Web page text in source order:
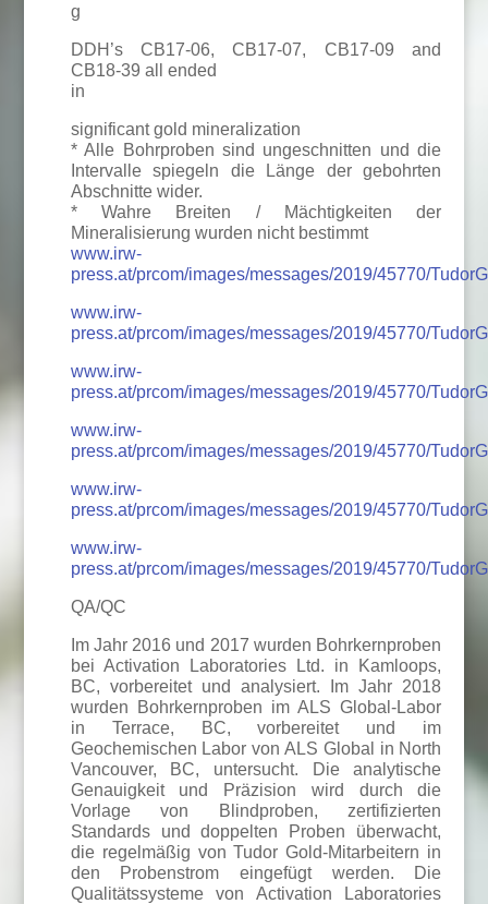
g
DDH’s CB17-06, CB17-07, CB17-09 and
CB18-39 all ended
in
significant gold mineralization
* Alle Bohrproben sind ungeschnitten und die
Intervalle spiegeln die Länge der gebohrten
Abschnitte wider.
* Wahre Breiten / Mächtigkeiten der
Mineralisierung wurden nicht bestimmt
www.irw-
press.at/prcom/images/messages/2019/45770/
www.irw-
press.at/prcom/images/messages/2019/45770/
www.irw-
press.at/prcom/images/messages/2019/45770/
www.irw-
press.at/prcom/images/messages/2019/45770/
www.irw-
press.at/prcom/images/messages/2019/45770/
www.irw-
press.at/prcom/images/messages/2019/45770/
QA/QC
Im Jahr 2016 und 2017 wurden Bohrkernproben
bei Activation Laboratories Ltd. in Kamloops,
BC, vorbereitet und analysiert. Im Jahr 2018
wurden Bohrkernproben im ALS Global-Labor
in Terrace, BC, vorbereitet und im
Geochemischen Labor von ALS Global in North
Vancouver, BC, untersucht. Die analytische
Genauigkeit und Präzision wird durch die
Vorlage von Blindproben, zertifizierten
Standards und doppelten Proben überwacht,
die regelmäßig von Tudor Gold-Mitarbeitern in
den Probenstrom eingefügt werden. Die
Qualitätssysteme von Activation Laboratories